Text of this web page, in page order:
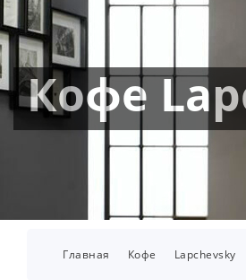
Кофе
Главная Кофе Lapchevsky